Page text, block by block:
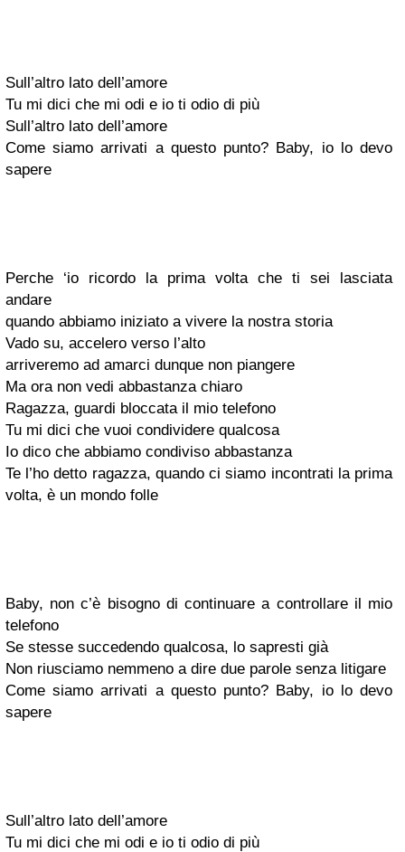
Sull’altro lato dell’amore
Tu mi dici che mi odi e io ti odio di più
Sull’altro lato dell’amore
Come siamo arrivati a questo punto? Baby, io lo devo
sapere
Perche ‘io ricordo la prima volta che ti sei lasciata
andare
quando abbiamo iniziato a vivere la nostra storia
Vado su, accelero verso l’alto
arriveremo ad amarci dunque non piangere
Ma ora non vedi abbastanza chiaro
Ragazza, guardi bloccata il mio telefono
Tu mi dici che vuoi condividere qualcosa
Io dico che abbiamo condiviso abbastanza
Te l’ho detto ragazza, quando ci siamo incontrati la prima
volta, è un mondo folle
Baby, non c’è bisogno di continuare a controllare il mio
telefono
Se stesse succedendo qualcosa, lo sapresti già
Non riusciamo nemmeno a dire due parole senza litigare
Come siamo arrivati a questo punto? Baby, io lo devo
sapere
Sull’altro lato dell’amore
Tu mi dici che mi odi e io ti odio di più